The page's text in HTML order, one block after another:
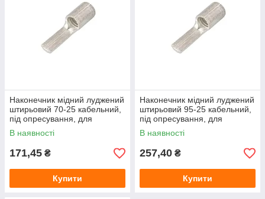
Наконечник мідний луджений
штирьовий 70-25 кабельний,
під опресування, для
проводу 70 мм², довжина 25
мм
В наявності
171,45 ₴
Купити
Наконечник мідний луджений
штирьовий 95-25 кабельний,
під опресування, для
проводу 95 мм², довжина 25
мм
В наявності
257,40 ₴
Купити